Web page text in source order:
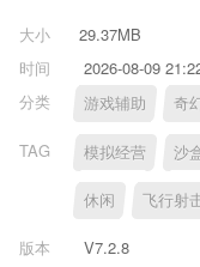
大小
29.37MB
时间
2026-08-09
分类
游戏辅助 奇
TAG 模拟经营 沙
休闲 飞行射
版本
V7.2.8